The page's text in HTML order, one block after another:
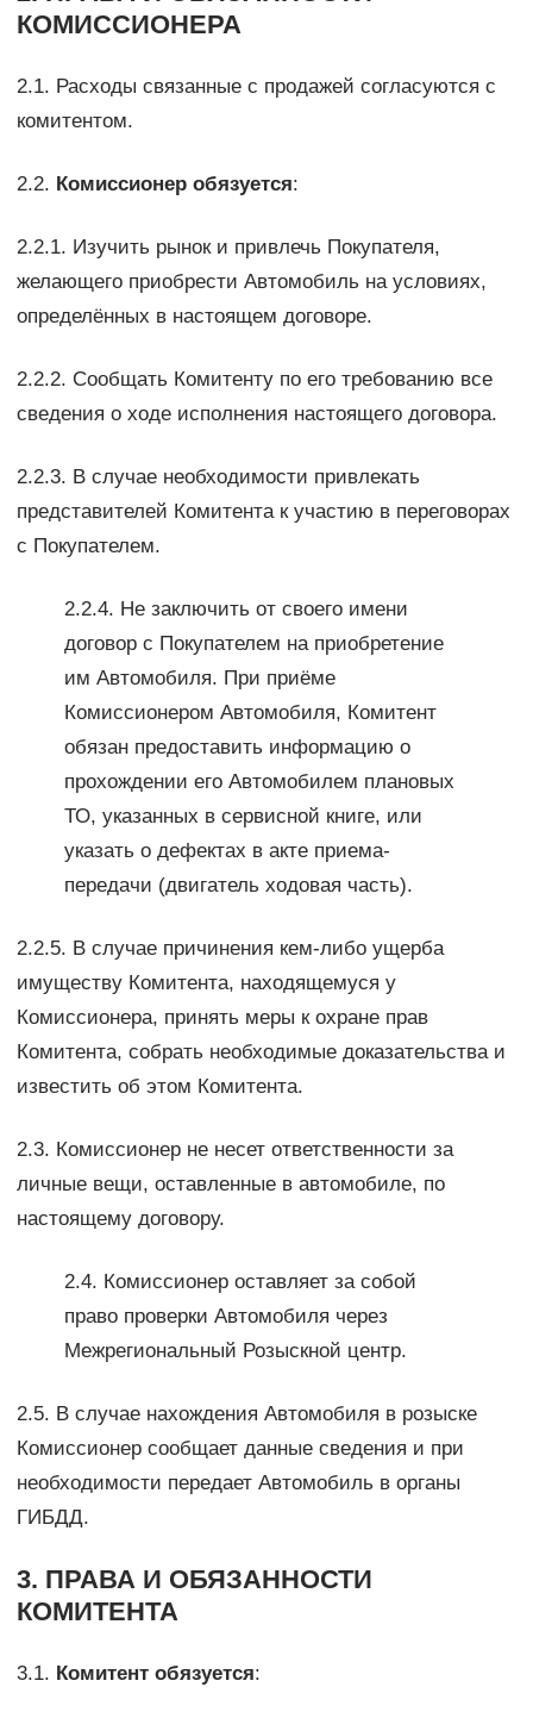
КОМИССИОНЕРА
2.1. Расходы связанные с продажей согласуются с
комитентом.
2.2. Комиссионер обязуется:
2.2.1. Изучить рынок и привлечь Покупателя,
желающего приобрести Автомобиль на условиях,
определённых в настоящем договоре.
2.2.2. Сообщать Комитенту по его требованию все
сведения о ходе исполнения настоящего договора.
2.2.3. В случае необходимости привлекать
представителей Комитента к участию в переговорах
с Покупателем.
2.2.4. Не заключить от своего имени
договор с Покупателем на приобретение
им Автомобиля. При приёме
Комиссионером Автомобиля, Комитент
обязан предоставить информацию о
прохождении его Автомобилем плановых
ТО, указанных в сервисной книге, или
указать о дефектах в акте приема-
передачи (двигатель ходовая часть).
2.2.5. В случае причинения кем-либо ущерба
имуществу Комитента, находящемуся у
Комиссионера, принять меры к охране прав
Комитента, собрать необходимые доказательства и
известить об этом Комитента.
2.3. Комиссионер не несет ответственности за
личные вещи, оставленные в автомобиле, по
настоящему договору.
2.4. Комиссионер оставляет за собой
право проверки Автомобиля через
Межрегиональный Розыскной центр.
2.5. В случае нахождения Автомобиля в розыске
Комиссионер сообщает данные сведения и при
необходимости передает Автомобиль в органы
ГИБДД.
3. ПРАВА И ОБЯЗАННОСТИ
КОМИТЕНТА
3.1. Комитент обязуется: